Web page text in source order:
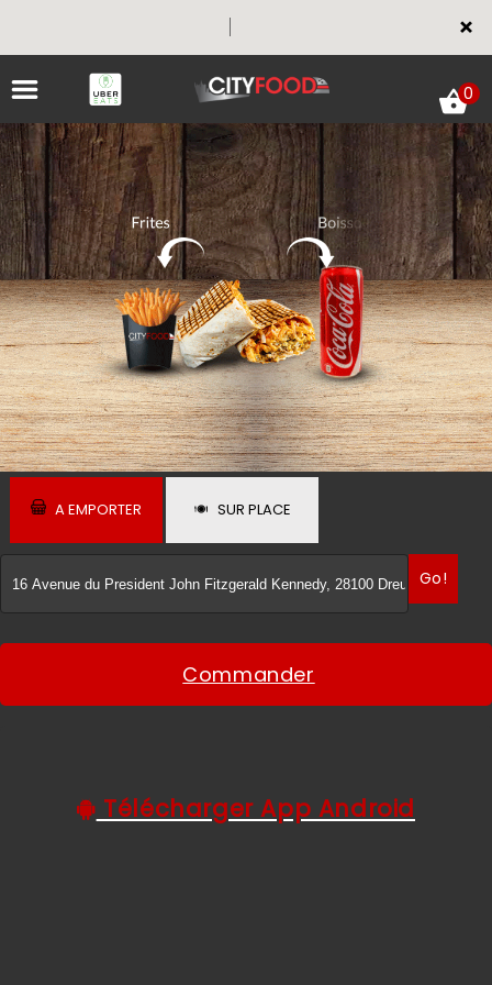
×
ACCUEIL
LA CARTE
VOTRE COMPTE
NOTRE RESTAURANT
VOS AVIS
0
A EMPORTER SUR PLACE
Go!
Commander
Télécharger App Android